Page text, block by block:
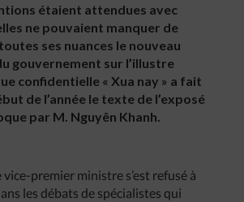
étaient attendues avec
ne pouvaient manquer de
ses nuances le nouveau
gouvernement sur l’illustre
confidentielle « Xua nay » a fait
de l’année le texte de l’exposé
par M. Nguyên Khanh.
vice-premier ministre s’est refusé à
les débats de spécialistes qui